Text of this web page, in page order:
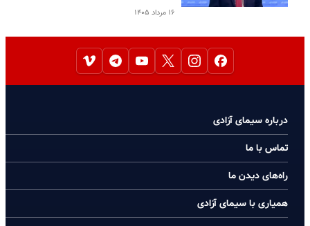
۱۶ مرداد ۱۴۰۵
درباره سیمای آزادی
تماس با ما
راه‌های دیدن ما
همیاری با سیمای آزادی